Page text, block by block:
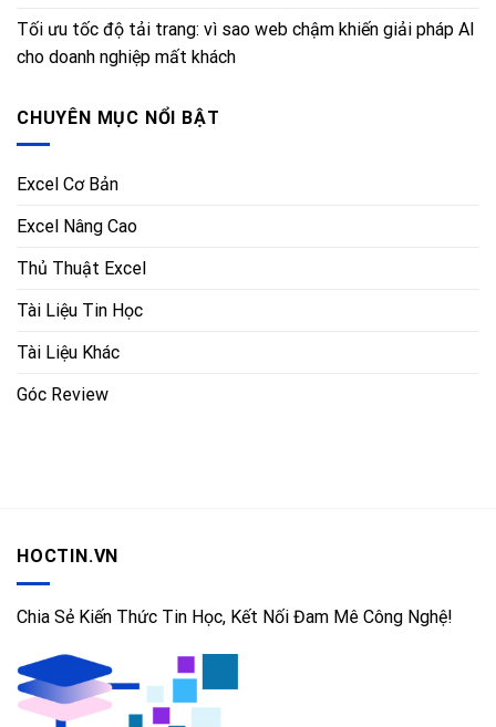
Tối ưu tốc độ tải trang: vì sao web chậm khiến giải pháp AI
cho doanh nghiệp mất khách
CHUYÊN MỤC NỔI BẬT
Excel Cơ Bản
Excel Nâng Cao
Thủ Thuật Excel
Tài Liệu Tin Học
Tài Liệu Khác
Góc Review
HOCTIN.VN
Chia Sẻ Kiến Thức Tin Học, Kết Nối Đam Mê Công Nghệ!